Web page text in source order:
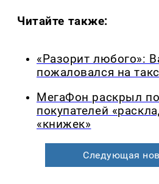
Читайте также:
«Разорит любого»:
пожаловался на
МегаФон раскрыл
покупателей
«книжек»
Следующая